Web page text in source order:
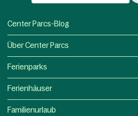
Center Parcs-Blog
Über Center Parcs
Ferienparks
Ferienhäuser
Familienurlaub